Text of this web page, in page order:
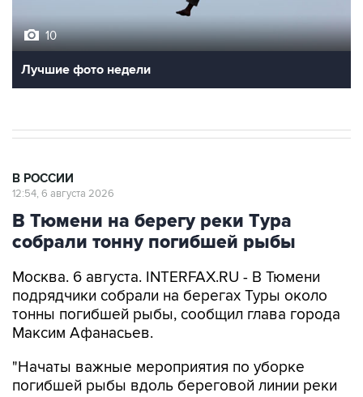
10
Лучшие фото недели
В РОССИИ
12:54, 6 августа 2026
В Тюмени на берегу реки Тура
собрали тонну погибшей рыбы
Москва. 6 августа. INTERFAX.RU - В Тюмени
подрядчики собрали на берегах Туры около
тонны погибшей рыбы, сообщил глава города
Максим Афанасьев.
"Начаты важные мероприятия по уборке
погибшей рыбы вдоль береговой линии реки